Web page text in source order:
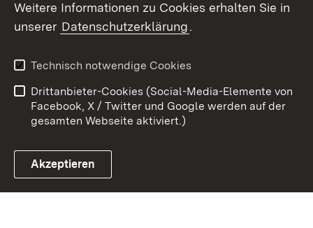
Link zum Landesportal
Datenschutz
Barrierefreiheit
Impressum
Cookies
Weitere Informationen zu Cookies erhalten Sie in
unserer Datenschutzerklärung.
Technisch notwendige Cookies
Drittanbieter-Cookies (Social-Media-Elemente von
Facebook, X / Twitter und Google werden auf der
gesamten Webseite aktiviert.)
Akzeptieren